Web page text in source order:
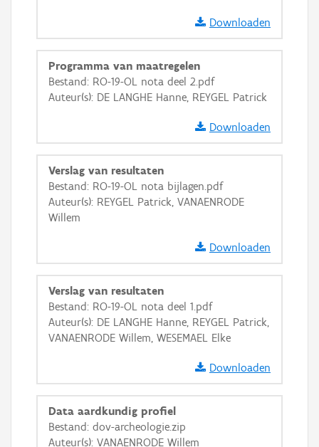
Basis Lagen
Ortho
GRB-Basiskaart in grijswaarden
Downloaden
Programma van maatregelen
Bestand: RO-19-OL nota deel 2.pdf
Auteur(s): DE LANGHE Hanne, REYGEL Patrick
Downloaden
Verslag van resultaten
Bestand: RO-19-OL nota bijlagen.pdf
Auteur(s): REYGEL Patrick, VANAENRODE
Willem
Downloaden
Verslag van resultaten
Bestand: RO-19-OL nota deel 1.pdf
Auteur(s): DE LANGHE Hanne, REYGEL Patrick,
VANAENRODE Willem, WESEMAEL Elke
Downloaden
Data aardkundig profiel
Bestand: dov-archeologie.zip
Auteur(s): VANAENRODE Willem